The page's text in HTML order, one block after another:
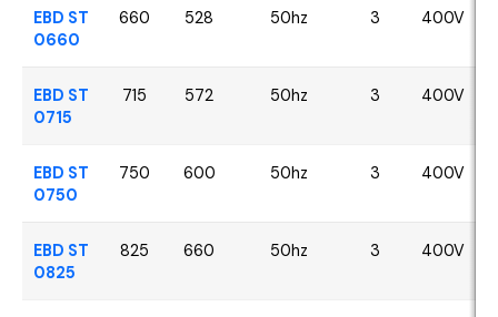
EBD ST
0660
660 528 50hz 3 400V
EBD ST
0715
715 572 50hz 3 400V
EBD ST
0750
750 600 50hz 3 400V
EBD ST
0825
825 660 50hz 3 400V